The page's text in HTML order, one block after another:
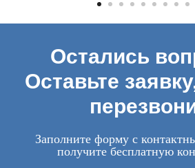
Остались
Оставьте
Заполните форму с
получите бесплатную